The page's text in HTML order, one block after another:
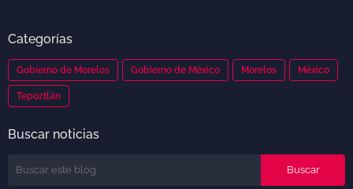
Categorías
Gobierno de Morelos Gobierno de México Morelos México
Tepoztlán
Buscar noticias